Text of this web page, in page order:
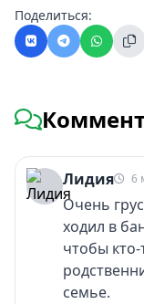
Поделиться:
Лидия 6
Очень
ходил в
чтобы
семье.